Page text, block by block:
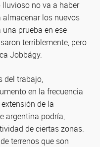
no va a haber
los nuevos
prueba en ese
terriblemente, pero
Jobbágy.
del trabajo,
en la frecuencia
de la
argentina podría,
de ciertas zonas.
terrenos que son